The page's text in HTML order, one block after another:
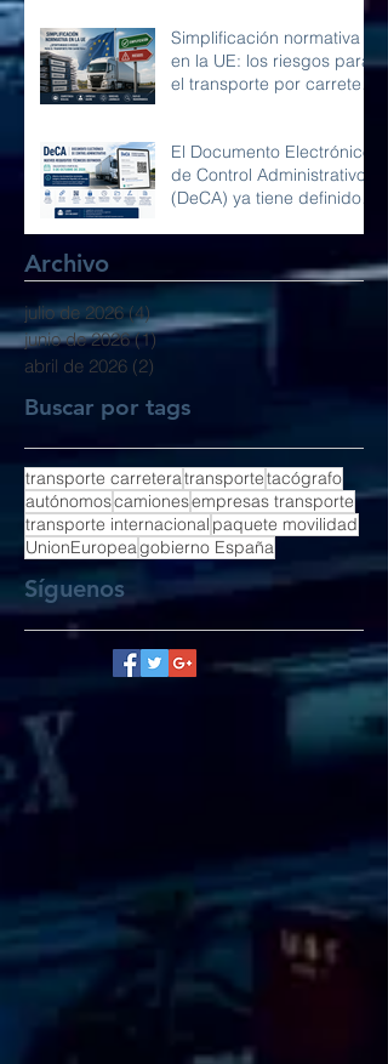
Simplificación normativa
en la UE: los riesgos para
el transporte por carretera
El Documento Electrónico
de Control Administrativo
(DeCA) ya tiene definidos
Archivo
julio de 2026 (4)4 entradas
junio de 2026 (1)1 entrada
abril de 2026 (2)
Buscar por tags
transporte carreteratransportetacógrafo
autónomoscamionesempresas transporte
transporte internacional paquete movilidad
UnionEuropeagobierno España
Síguenos